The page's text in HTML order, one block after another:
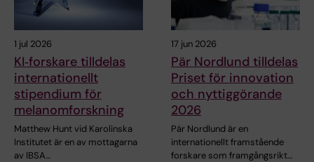
1 jul 2026
KI‑forskare tilldelas
internationellt
stipendium för
melanomforskning
Matthew Hunt vid Karolinska
Institutet är en av mottagarna
av IBSA…
17 jun 2026
Pär Nordlund tilldelas
Priset för innovation
och nyttiggörande
2026
Pär Nordlund är en
internationellt framstående
forskare som framgångsrikt…